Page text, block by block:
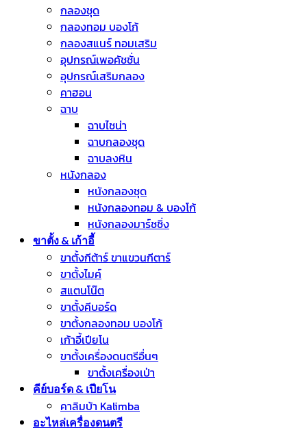
กลองชุด
กลองทอม บองโก้
กลองสแนร์ ทอมเสริม
อุปกรณ์เพอคัชชั่น
อุปกรณ์เสริมกลอง
คาฮอน
ฉาบ
ฉาบไชน่า
ฉาบกลองชุด
ฉาบลงหิน
หนังกลอง
หนังกลองชุด
หนังกลองทอม & บองโก้
หนังกลองมาร์ชชิ่ง
ขาตั้ง & เก้าอี้
ขาตั้งกีต้าร์ ขาแขวนกีตาร์
ขาตั้งไมค์
สแตนโน๊ต
ขาตั้งคีบอร์ด
ขาตั้งกลองทอม บองโก้
เก้าอี้เปียโน
ขาตั้งเครื่องดนตรีอื่นๆ
ขาตั้งเครื่องเป่า
คีย์บอร์ด & เปียโน
คาลิมบ้า Kalimba
อะไหล่เครื่องดนตรี